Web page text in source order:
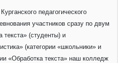
педагогического
участников сразу по двум
текста» (студенты) и
(категории «школьники» и
«Обработка текста» наш колледж